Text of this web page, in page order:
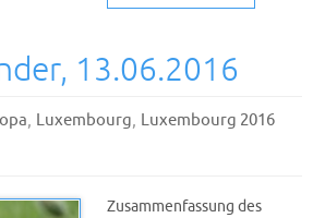
13.06.2016
, Luxembourg, Luxembourg 2016
Zusammenfassung des